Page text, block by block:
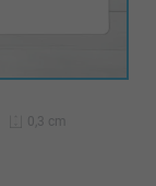
0,3 cm